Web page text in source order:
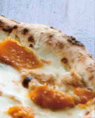
etc
GALLERY